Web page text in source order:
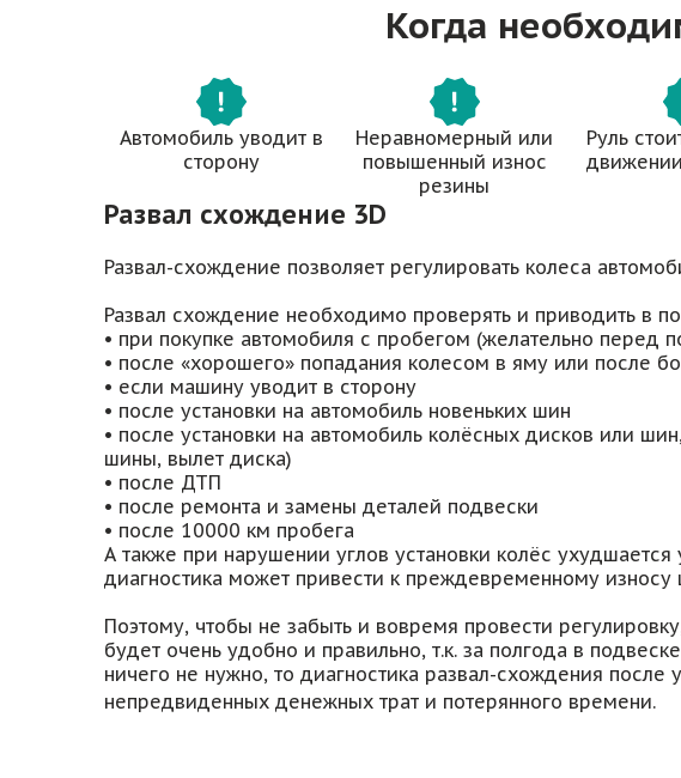
Когда
Автомобиль уводит в
сторону
Неравномерный или
повышенный износ
резины
Руль
Развал схождение 3D
Развал-схождение позволяет регулировать колеса
Развал схождение необходимо проверять и приводить в
• при покупке автомобиля с пробегом (желательно перед
• после «хорошего» попадания колесом в яму или после
• если машину уводит в сторону
• после установки на автомобиль новеньких шин
• после установки на автомобиль колёсных дисков или
шины, вылет диска)
• после ДТП
• после ремонта и замены деталей подвески
• после 10000 км пробега
А также при нарушении углов установки колёс
диагностика может привести к преждевременному износу
Поэтому, чтобы не забыть и вовремя провести
будет очень удобно и правильно, т.к. за полгода в
ничего не нужно, то диагностика развал-схождения после
непредвиденных денежных трат и потерянного времени.